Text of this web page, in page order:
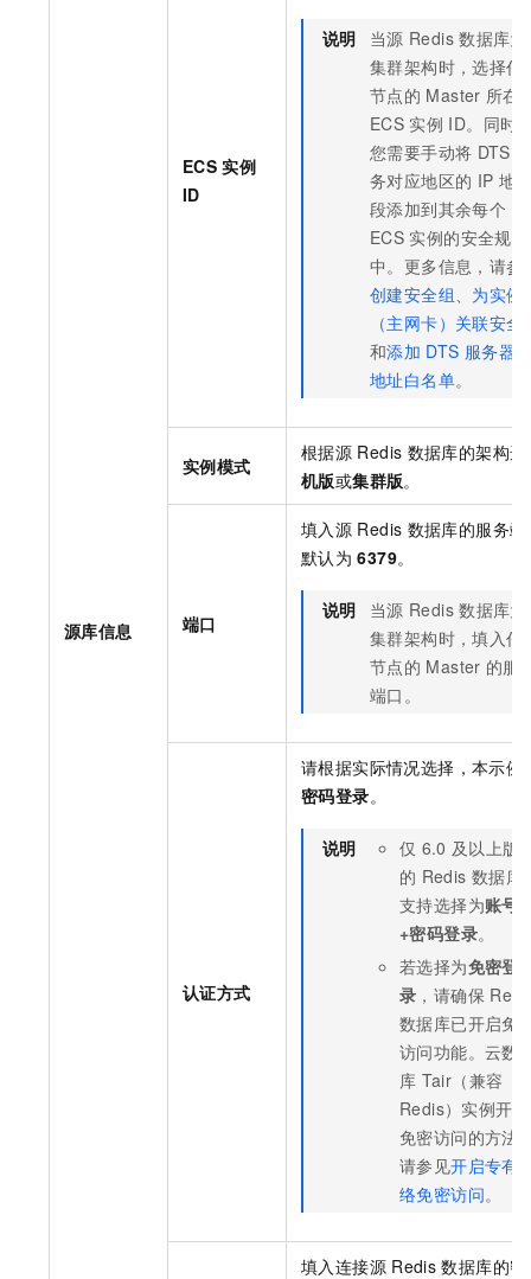
源库信息
ECS 实例
ID
说明 当源 Redis 数据库为
集群架构时，选择任
节点的 Master 所在
ECS 实例 ID。同时
您需要手动将 DTS
务对应地区的 IP 地
段添加到其余每个
ECS 实例的安全规则
中。更多信息，请参
创建安全组
为实例
（主网卡）关联安全
和添加 DTS 服务器
地址白名单。
实例模式
根据源 Redis 数据库的架构选
机版或集群版。
端口
填入源 Redis 数据库的服务
默认为 6379。
说明 当源 Redis 数据库为
集群架构时，填入任
节点的 Master 的服
端口。
认证方式
请根据实际情况选择，本示例
密码登录。
说明 仅 6.0 及以上版
的 Redis 数据库
支持选择为账号
+密码登录。
若选择为免密登
录 ，请确保
数据库已开启免
访问功能。 云数
库 Tair（兼容
Redis） 实例开启
免密访问的方法
请参见开启专有
络免密访问。
填入连接源 Redis 数据库的